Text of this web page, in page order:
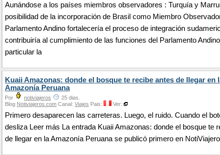
Aunándose a los países miembros observadores : Turquía y
posibilidad de la incorporación de Brasil como Miembro
Parlamento Andino fortalecería el proceso de integración
contribuiría al cumplimiento de las funciones del Parlamento
particular la
Kuaii Amazonas: donde el bosque te recibe antes de llegar en
Amazonía Peruana
Por notiviajeros
25 dias.
Blog Notiviajeros.com Canal: Viajes Pais: Ver:
Primero desaparecen las carreteras. Luego, el ruido. Cuando el
desliza Leer más La entrada Kuaii Amazonas: donde el bosque te
de llegar en la Amazonía Peruana se publicó primero en